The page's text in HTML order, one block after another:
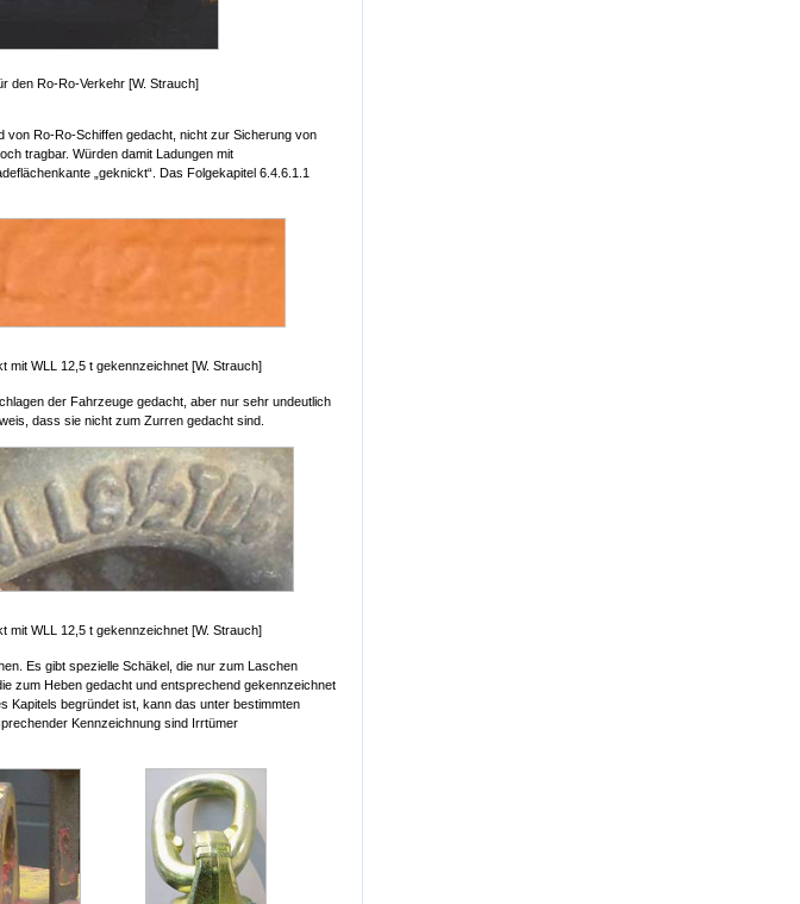
den Ro-Ro-Verkehr [W. Strauch]
Ro-Ro-Schiffen gedacht, nicht zur Sicherung von
tragbar. Würden damit Ladungen mit
„geknickt“. Das Folgekapitel 6.4.6.1.1
mit WLL 12,5 t gekennzeichnet [W. Strauch]
der Fahrzeuge gedacht, aber nur sehr undeutlich
dass sie nicht zum Zurren gedacht sind.
mit WLL 12,5 t gekennzeichnet [W. Strauch]
Es gibt spezielle Schäkel, die nur zum Laschen
zum Heben gedacht und entsprechend gekennzeichnet
Kapitels begründet ist, kann das unter bestimmten
Kennzeichnung sind Irrtümer